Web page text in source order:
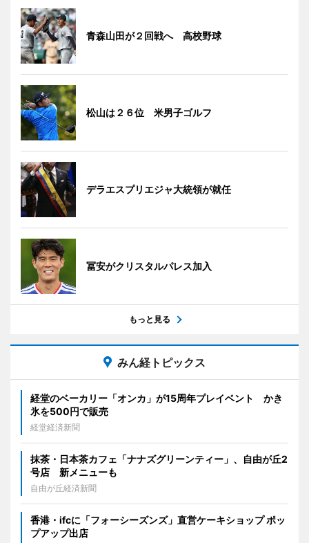
青森山田が２回戦へ 高校野球
松山は２６位 米男子ゴルフ
デラエスプリエジャ大統領が就任
冨安がクリスタルパレス加入
もっと見る
みん経トピックス
経堂のベーカリー「オンカ」が15周年プレイベント かき
氷を500円で販売
経堂経済新聞
抹茶・日本茶カフェ「ナナズグリーンティー」、自由が丘2
号店 新メニューも
自由が丘経済新聞
香港・ifcに「フォーシーズンズ」直営ケーキショップ ポッ
プアップ出店